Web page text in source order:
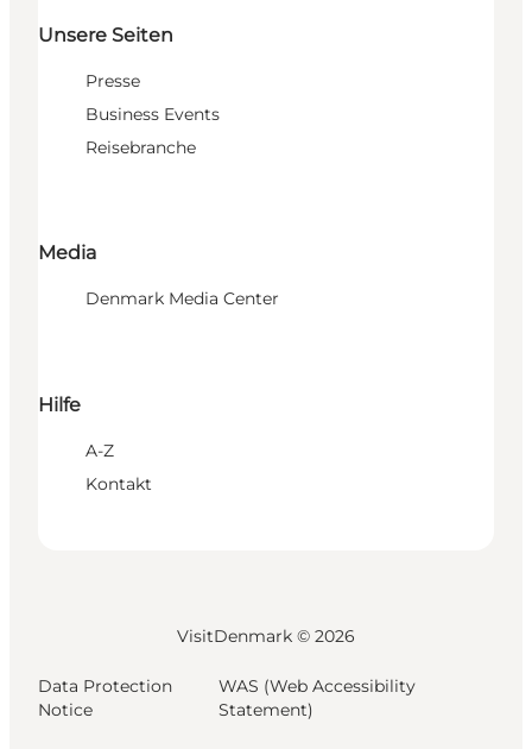
Unsere Seiten
Presse
Business Events
Reisebranche
Media
Denmark Media Center
Hilfe
A-Z
Kontakt
VisitDenmark © 2026
Data Protection
Notice
WAS (Web Accessibility
Statement)